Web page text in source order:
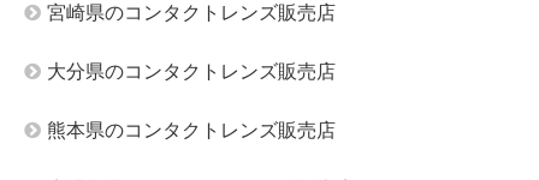
宮崎県のコンタクトレンズ販売店
大分県のコンタクトレンズ販売店
熊本県のコンタクトレンズ販売店